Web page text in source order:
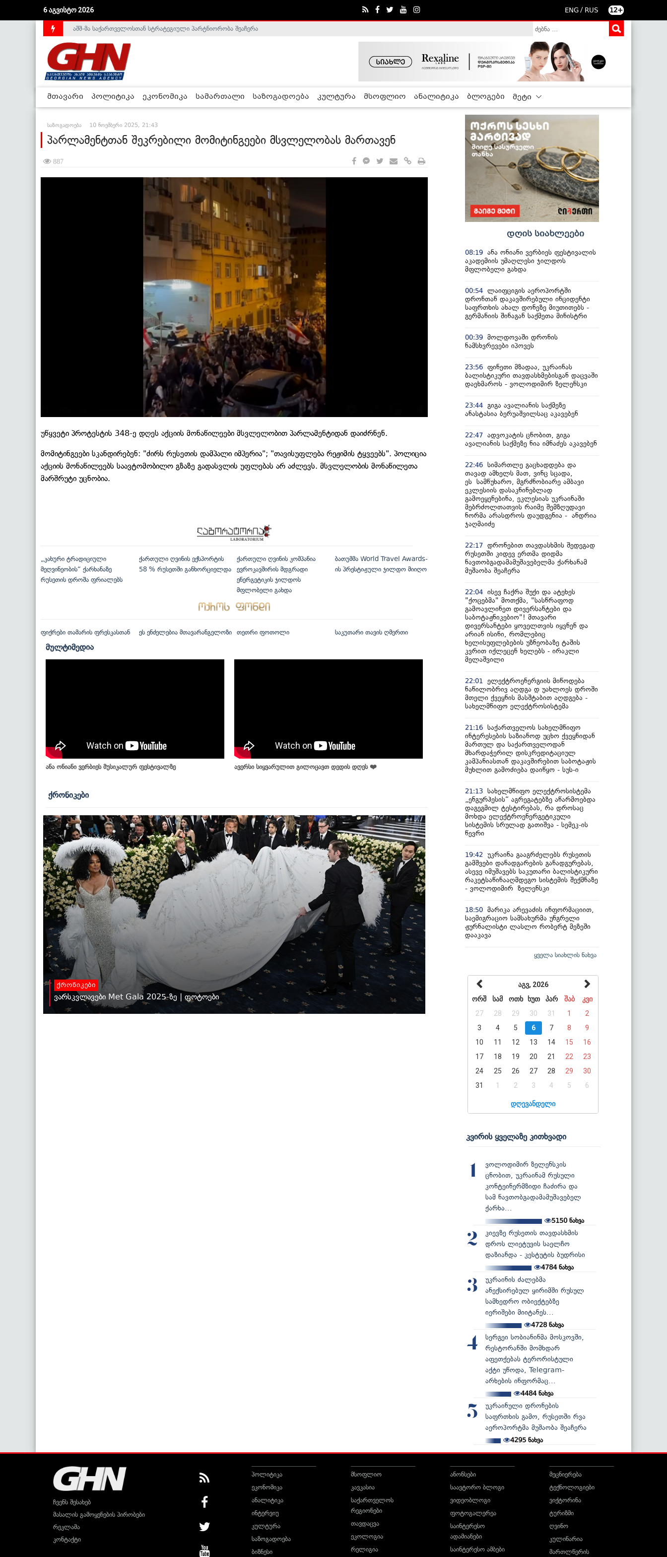
6 აგვისტო 2026 ENG / RUS 12+
საქართველოს დე-ფაქტო მთავრობა არალეგიტიმურია - ჰელსინკის კომისია
აშშ-მა საქართველოსთან სტრატეგიული პარტნიორობა შეაჩერა
მთავარი პოლიტიკა ეკონომიკა სამართალი საზოგადოება კულტურა მსოფლიო ანალიტიკა ბლოგები მეტი
საზოგადოება 10 ნოემბერი 2025, 21:43
პარლამენტთან შეკრებილი მომიტინგეები მსვლელობას მართავენ
887
უწყვეტი პროტესტის 348-ე დღეს აქციის მონაწილეები მსვლელობით პარლამენტიდან დაიძრნენ.
მომიტინგეები სკანდირებენ: "ძირს რუსეთის დამპალი იმპერია"; "თავისუფლება რეჟიმის ტყვეებს". პოლიცია
აქციის მონაწილეებს საავტომობილო გზაზე გადასვლის უფლებას არ აძლევს. მსვლელობის მონაწილეთა
მარშრუტი უცნობია.
„კახური ტრადიციული
მეღვინეობის“ ქარხანაზე
რუსეთის დროშა ფრიალებს
ქართული ღვინის ექსპორტის
58 % რუსეთში განხორციელდა
ქართული ღვინის კომპანია
ევროკავშირის მდგრადი
ენერგეტიკის ჯილდოს
მფლობელი გახდა
ბათუმმა World Travel Awards-
ის პრესტიჟული ჯილდო მიიღო
ფიქრები თამარის ფრესკასთან ეს ენძელებია მთავარანგელოზი თეთრი ფოთოლი საკუთარი თავის ღმერთი
მულტიმედია
ანა ონიანი ვერბიეს მუსიკალურ ფესტივალზე ავერსი სიყვარულით გილოცავთ დედის დღეს ❤️
ქრონიკები
ქრონიკები
ვარსკვლავები Met Gala 2025-ზე | ფოტოები
დღის სიახლეები
08:19 ანა ონიანი ვერბიეს ფესტივალის
აკადემიის უმაღლესი ჯილდოს
მფლობელი გახდა
00:54 ლაიფციგის აეროპორტში
დრონთან დაკავშირებული ინციდენტი
საფრთხის ახალ დონეზე მიუთითებს -
გერმანიის შინაგან საქმეთა მინისტრი
00:39 მოლდოვაში დრონის
ნამსხვრევები იპოვეს
23:56 ფინეთი მზადაა, უკრაინას
ბალისტიკური თავდასხმებისგან დაცვაში
დაეხმაროს - ვოლოდიმირ ზელენსკი
23:44 გიგა ავალიანის საქმეზე
ანასტასია ბერუაშვილსაც აკავებენ
22:47 ადვოკატის ცნობით, გიგა
ავალიანის საქმეზე ნია იმნაძეს აკავებენ
22:46 სიმართლე გაცხადდება და
თავად ამხელს მათ, ვინც სცადა,
ეს სამწუხარო, მგრძნობიარე ამბავი
ეკლესიის დასაკნინებლად
გამოეყენებინა, ეკლესიას უკრაინაში
მებრძოლთათვის რაიმე შემზღუდავი
ნორმა არასდროს დაუდგენია - ანდრია
ჯაღმაიძე
22:17 დრონებით თავდასხმის შედეგად
რუსეთში კიდევ ერთმა დიდმა
ნავთობგადამამუშავებელმა ქარხანამ
მუშაობა შეაჩერა
22:04 ისევ ჩაქრა შუქი და ატეხეს
"ქოცებმა" მოთქმა, "სასწრაფოდ
გამოავლინეთ დივერსანტები და
საბოტაჟნიკებიო"! მთავარი
დივერსანტები ყოველთვის იყვნენ და
არიან ისინი, რომლებიც
ხელისუფლებების უზნეობაზე ტაშის
კვრით იქლეცენ ხელებს - ირაკლი
მელაშვილი
22:01
ელექტროენერგიის მიწოდება
ნაწილობრივ აღდგა დ უახლოეს დროში
მთელი ქვეყნის მასშტაბით აღდგება -
სახელმწიფო ელექტროსისტემა
21:16 საქართველოს სახელმწიფო
ინტერესების საზიანოდ უცხო ქვეყნიდან
მართულ და საქართველოდან
მხარდაჭერილ დისკრედიტაციულ
კამპანიასთან დაკავშირებით საბოტაჟის
მუხლით გამოძიება დაიწყო - სუს-ი
21:13 სახელმწიფო ელექტროსისტემა
„ენგურჰესის“ აგრეგატებზე აწარმოებდა
დაგეგმილ ტესტირებას, რა დროსაც
მოხდა ელექტროენერგეტიკული
სისტემის სრულად გათიშვა - სემეკ-ის
წევრი
19:42
უკრაინა გააგრძელებს რუსეთის
გამშვები დანადგარების განადგურებას,
ასევე იმუშავებს საკუთარი ბალისტიკური
რაკეტსაწინააღმდეგო სისტემის შექმნაზე
- ვოლოდიმირ ზელენსკი
18:50 მარიკა არევაძის ინფორმაციით,
საემიგრაციო სამსახურმა უნგრელი
ჟურნალისტი ლასლო რობერტ მეზეში
დააკავა
ყველა სიახლის ნახვა
აგვ, 2026
ორშ
სამ ოთხ ხუთ პარ შაბ
კვი
27
28 29 30 31 1
2
3
4 5 6 7 8
9
10
11 12 13 14 15
16
17
18 19 20 21 22
23
24
25 26 27 28 29
30
31
1 2 3 4 5 6
დღევანდელი
კვირის ყველაზე კითხვადი
1
ვოლოდიმირ ზელენსკის
ცნობით, უკრაინამ რუსული
კონტეინერმზიდი ჩაძირა და
სამ ნავთობგადამამუშავებელ
ქარხა...
5150ნახვა
2
კიევზე რუსეთის თავდასხმის
დროს ლიეტუვის საელჩო
დაზიანდა - კესტუტის ბუდრისი
4784ნახვა
3
უკრაინის ძალებმა
ანექსირებულ ყირიმში რუსულ
სამხედრო ობიექტებზე
იერიშები მიიტანეს...
4728ნახვა
4
სერგეი სობიანინმა მოსკოვში,
რესტორანში მომხდარ
აფეთქებას ტერორისტული
აქტი უწოდა, Telegram-
არხების ინფორმაც...
4484ნახვა
5
უკრაინული დრონების
საფრთხის გამო, რუსეთში რვა
აეროპორტმა მუშაობა შეაჩერა
4295 ნახვა
ჩვენს შესახებ
მასალის გამოყენების პირობები
რეკლამა
კონტაქტი
პოლიტიკა
ეკონომიკა
ანალიტიკა
ინტერვიუ
კულტურა
საზოგადოება
ბიზნესი
მსოფლიო
კავკასია
საქართველოს
რეგიონები
თავდაცვა
ეკოლოგია
რელიგია
ანონსები
საავტორო ბლოგი
ვიდეობლოგი
ფოტოგალერეა
საინტერესო
ადამიანები
საინტერესო ამბები
მეცნიერება
ტექნოლოგიები
ვიქტორინა
ტურიზმი
ღვინო
კულინარია
მართლწერის